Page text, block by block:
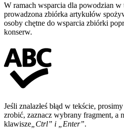
W ramach wsparcia dla powodzian
prowadzona zbiórka artykułów
osoby chętne do wsparcia zbiórki
konserw.
Jeśli znalazłeś błąd w tekście,
zrobić, zaznacz wybrany fragment, a
klawisze „Ctrl” i „Enter”.